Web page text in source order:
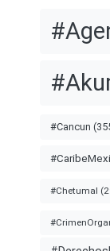
#Cancun
#Chetumal